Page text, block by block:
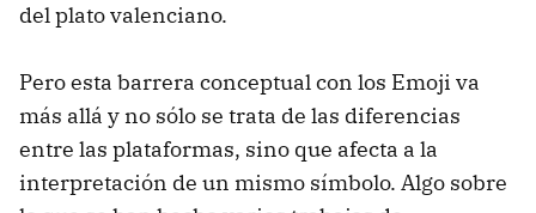
del plato valenciano.
Pero esta barrera conceptual con los Emoji va
más allá y no sólo se trata de las diferencias
entre las plataformas, sino que afecta a la
interpretación de un mismo símbolo. Algo sobre